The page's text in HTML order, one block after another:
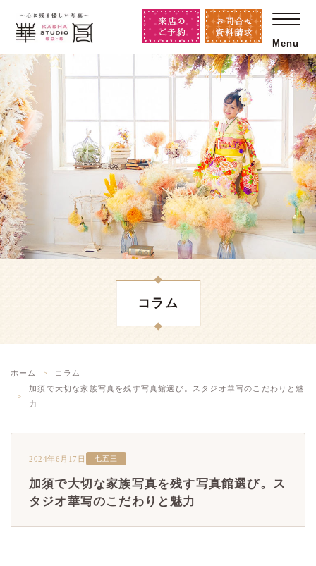
Menu
コラム
ホーム
コラム
加須で大切な家族写真を残す写真館選び。スタジオ華写のこだわりと魅
力
2024年6月17日 七五三
加須で大切な家族写真を残す写真館選び。ス
タジオ華写のこだわりと魅力